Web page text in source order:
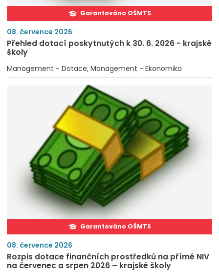
Garantováno OŠMTS
08. července 2026
Přehled dotací poskytnutých k 30. 6. 2026 - krajské
školy
Management - Dotace Management - Ekonomika
Garantováno OŠMTS
08. července 2026
Rozpis dotace finančních prostředků na přímé NIV
na červenec a srpen 2026 – krajské školy